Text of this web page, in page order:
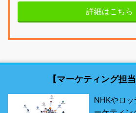
詳細はこちら
【マーケティング担
NHKやロ